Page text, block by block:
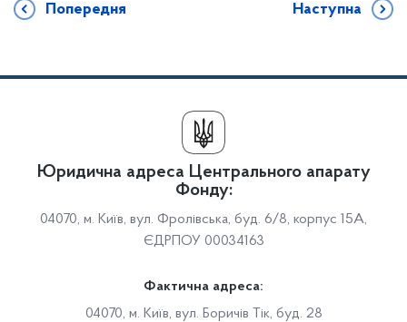
Попередня Наступна
Юридична адреса Центрального апарату
Фонду:
04070, м. Київ, вул. Фролівська, буд. 6/8, корпус 15А,
ЄДРПОУ 00034163
Фактична адреса:
04070, м. Київ, вул. Боричів Тік, буд. 28